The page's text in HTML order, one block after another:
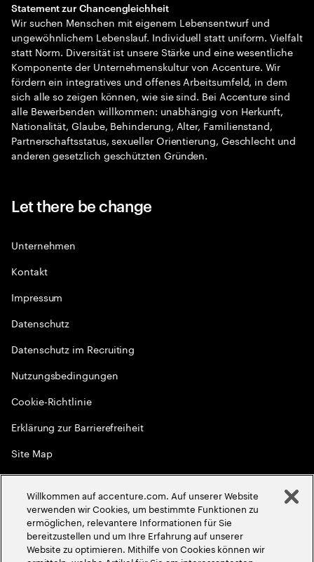
Statement zur Chancengleichheit
Wir suchen Menschen mit eigenem Lebensentwurf und
ungewöhnlichem Lebenslauf. Individuell statt uniform. Vielfalt
statt Norm. Diversität ist unsere Stärke und eine wesentliche
Komponente der Unternehmenskultur von Accenture. Wir
fördern ein integratives und offenes Arbeitsumfeld, in dem
sich alle so zeigen können, wie sie sind. Bei Accenture sind
alle Bewerbenden willkommen: unabhängig von Herkunft,
Nationalität, Glaube, Behinderung, Alter, Familienstand,
Partnerschaftsstatus, sexueller Orientierung, Geschlecht und
anderen gesetzlich geschützten Gründen.
Let there be change
Unternehmen
Kontakt
Impressum
Datenschutz
Datenschutz im Recruiting
Nutzungsbedingungen
Cookie-Richtlinie
Erklärung zur Barrierefreiheit
Site Map
Globale Meritokratie
2026Accenture. Alle Rechte vorbehalten
Willkommen auf accenture.com. Auf unserer Website
verwenden wir Cookies, um bestimmte Funktionen zu
ermöglichen, relevantere Informationen für Sie
bereitzustellen und um Ihre Erfahrung auf unserer
Website zu optimieren. Mithilfe von Cookies können wir